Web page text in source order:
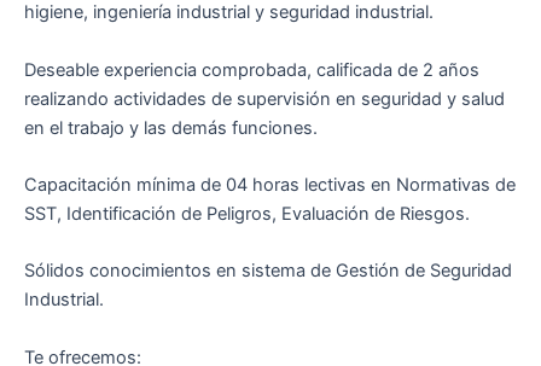
higiene, ingeniería industrial y seguridad industrial.
Deseable experiencia comprobada, calificada de 2 años
realizando actividades de supervisión en seguridad y salud
en el trabajo y las demás funciones.
Capacitación mínima de 04 horas lectivas en Normativas de
SST, Identificación de Peligros, Evaluación de Riesgos.
Sólidos conocimientos en sistema de Gestión de Seguridad
Industrial.
Te ofrecemos: